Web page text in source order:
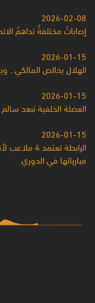
2026-02-08
إصاباتُ مختلفةٌ تداهمُ
2026-01-15
الهلال يخالص المالكي..
2026-01-15
العضلة الخلفية تبعد سالم
2026-01-15
الرابطة
مبارياتها في الدوري